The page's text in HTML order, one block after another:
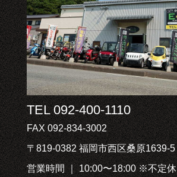
TEL 092-400-1110
FAX 092-834-3002
〒819-0382 福岡市西区桑原1639-5
営業時間 ｜ 10:00〜18:00 ※不定休